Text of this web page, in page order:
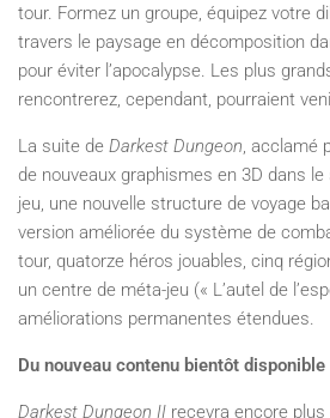
tour. Formez un groupe, équipez votre
travers le paysage en décomposition
pour éviter l’apocalypse. Les plus
rencontrerez, cependant, pourraient
La suite de Darkest Dungeon, acclamé
de nouveaux graphismes en 3D dans
jeu, une nouvelle structure de voyage
version améliorée du système de
tour, quatorze héros jouables, cinq
un centre de méta-jeu (« L’autel de
améliorations permanentes étendues.
Du nouveau contenu bientôt disponible
Darkest Dungeon II recevra encore